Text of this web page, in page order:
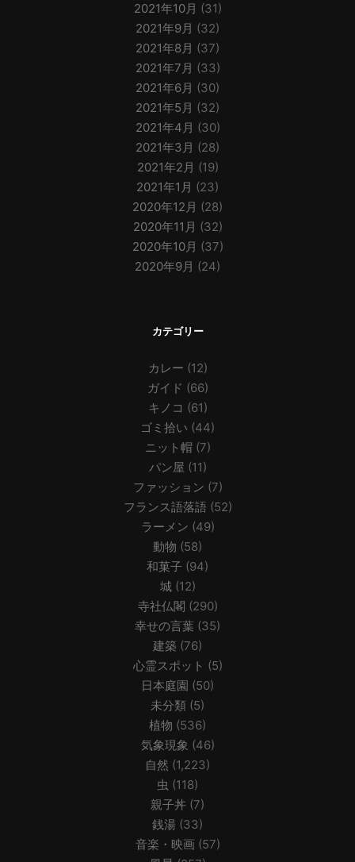
2021年10月 (31)
2021年9月 (32)
2021年8月 (37)
2021年7月 (33)
2021年6月 (30)
2021年5月 (32)
2021年4月 (30)
2021年3月 (28)
2021年2月 (19)
2021年1月 (23)
2020年12月 (28)
2020年11月 (32)
2020年10月 (37)
2020年9月 (24)
カテゴリー
カレー (12)
ガイド (66)
キノコ (61)
ゴミ拾い (44)
ニット帽 (7)
パン屋 (11)
ファッション (7)
フランス語落語 (52)
ラーメン (49)
動物 (58)
和菓子 (94)
城(12)
寺社仏閣 (290)
幸せの言葉 (35)
建築 (76)
心霊スポット (5)
日本庭園 (50)
未分類 (5)
植物 (536)
気象現象 (46)
自然 (1,223)
虫 (118)
親子丼 (7)
銭湯 (33)
音楽・映画 (57)